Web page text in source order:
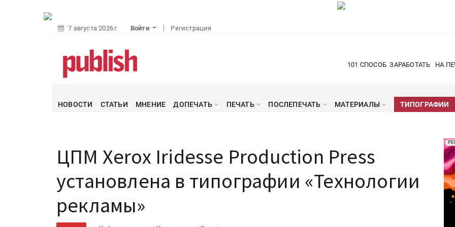
7 августа 2026 г. Войти Регистрация
101 СПОСОБ ЗАРАБОТАТЬ НА
НОВОСТИ СТАТЬИ МНЕНИЕ ДОПЕЧАТЬ ПЕЧАТЬ ПОСЛЕПЕЧАТЬ МАТЕРИАЛЫ ТИПОГРАФИИ
ЦПМ Xerox Iridesse Production Press
установлена в типографии «Технологии
рекламы»